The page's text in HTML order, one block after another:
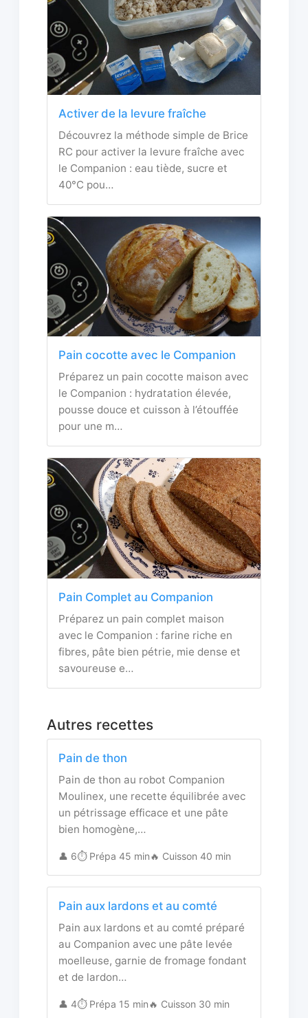
Activer de la levure fraîche
Découvrez la méthode simple de Brice
RC pour activer la levure fraîche avec
le Companion : eau tiède, sucre et
40°C pou…
Pain cocotte avec le Companion
Préparez un pain cocotte maison avec
le Companion : hydratation élevée,
pousse douce et cuisson à l’étouffée
pour une m…
Pain Complet au Companion
Préparez un pain complet maison
avec le Companion : farine riche en
fibres, pâte bien pétrie, mie dense et
savoureuse e…
Autres recettes
Pain de thon
Pain de thon au robot Companion
Moulinex, une recette équilibrée avec
un pétrissage efficace et une pâte
bien homogène,…
👤 6⏱️ Prépa 45 min🔥 Cuisson 40 min
Pain aux lardons et au comté
Pain aux lardons et au comté préparé
au Companion avec une pâte levée
moelleuse, garnie de fromage fondant
et de lardon…
👤 4⏱️ Prépa 15 min🔥 Cuisson 30 min